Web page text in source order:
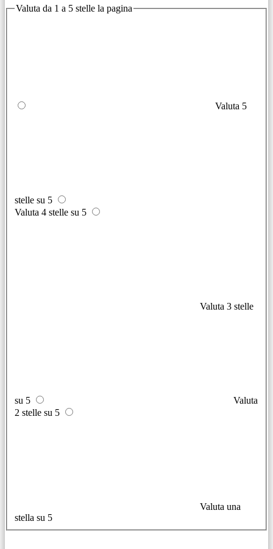
Valuta da 1 a 5 stelle la pagina
Valuta 5
stelle su 5
Valuta 4 stelle su 5
Valuta 3 stelle
su 5
Valuta
2 stelle su 5
Valuta una
stella su 5